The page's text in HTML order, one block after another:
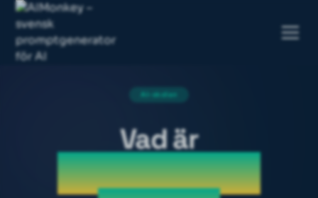
AI-skolan
Vad är
AGI (artificiell